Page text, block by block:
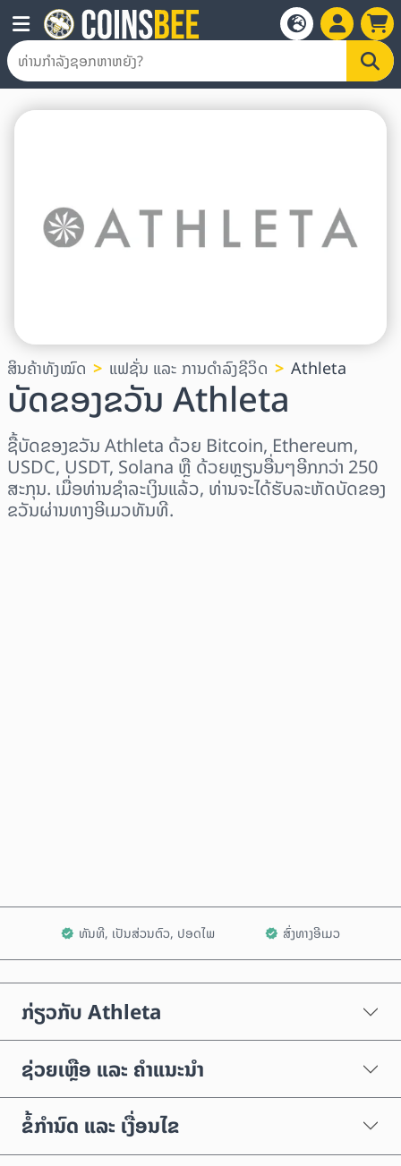
ສິນຄ້າທັງໝົດ ແຟຊັ່ນ ແລະ ການດໍາລົງຊີວິດ Athleta
ບັດຂອງຂວັນ Athleta
ຊື້ບັດຂອງຂວັນ Athleta ດ້ວຍ Bitcoin, Ethereum,
USDC, USDT, Solana ຫຼື ດ້ວຍຫຼຽນອື່ນໆອີກກວ່າ 250
ສະກຸນ. ເມື່ອທ່ານຊຳລະເງິນແລ້ວ, ທ່ານຈະໄດ້ຮັບລະຫັດບັດຂອງ
ຂວັນຜ່ານທາງອີເມວທັນທີ.
ທັນທີ, ເປັນສ່ວນຕົວ, ປອດໄພ ສົ່ງທາງອີເມວ
ກ່ຽວກັບ Athleta
ຊ່ວຍເຫຼືອ ແລະ ຄຳແນະນຳ
ຂໍ້ກຳນົດ ແລະ ເງື່ອນໄຂ